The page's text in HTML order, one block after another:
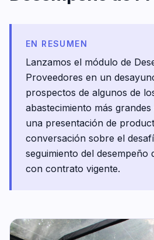
EN RESUMEN
Lanzamos el módulo de
Proveedores en un
prospectos de algunos de
abastecimiento más
una presentación de
conversación sobre el
seguimiento del desempeño
con contrato vigente.